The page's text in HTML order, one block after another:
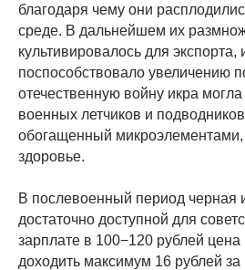
благодаря чему они
среде. В дальнейшем их
культивировалось для экспорта,
поспособствовало увеличению
отечественную войну икра
военных летчиков и подводников
обогащенный
здоровье.
В послевоенный период черная
достаточно доступной для
зарплате в 100−120 рублей цена
доходить максимум 16 рублей